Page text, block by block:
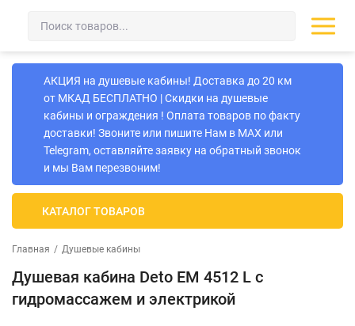
АКЦИЯ на душевые кабины! Доставка до 20 км
от МКАД БЕСПЛАТНО | Скидки на душевые
кабины и ограждения ! Оплата товаров по факту
доставки! Звоните или пишите Нам в MAX или
Telegram, оставляйте заявку на обратный звонок
и мы Вам перезвоним!
КАТАЛОГ ТОВАРОВ
Главная / Душевые кабины
Душевая кабина Deto EM 4512 L с
гидромассажем и электрикой